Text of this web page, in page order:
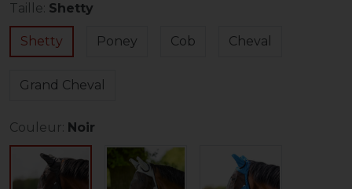
Taille: Shetty
Shetty Poney Cob Cheval
Grand Cheval
Couleur: Noir